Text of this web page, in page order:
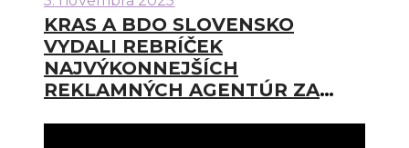
KRAS A BDO SLOVENSKO
VYDALI REBRÍČEK
NAJVÝKONNEJŠÍCH
REKLAMNÝCH AGENTÚR ZA